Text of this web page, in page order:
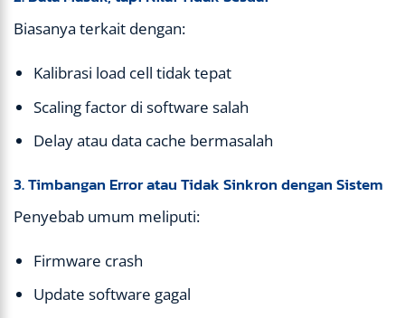
Biasanya terkait dengan:
Kalibrasi load cell tidak tepat
Scaling factor di software salah
Delay atau data cache bermasalah
3. Timbangan Error atau Tidak Sinkron dengan Sistem
Penyebab umum meliputi:
Firmware crash
Update software gagal